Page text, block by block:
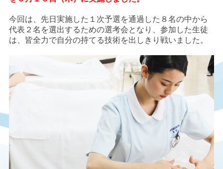
今回は、先日実施した１次予選を通過した８名の中から
代表２名を選出するための選考会となり、参加した生徒
は、皆全力で自分の持てる技術を出しきり戦いました。